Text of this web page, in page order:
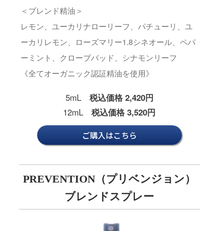
＜ブレンド精油＞
レモン、ユーカリナローリーフ、パチューリ、ユ
ーカリレモン、ローズマリー1.8シネオール、ペパ
ーミント、クローブバッド、シナモンリーフ
《全てオーガニック認証精油を使用》
5mL 税込価格 2,420円
12mL税込価格 3,520円
ご購入はこちら
PREVENTION（プリベンジョン）
ブレンドスプレー